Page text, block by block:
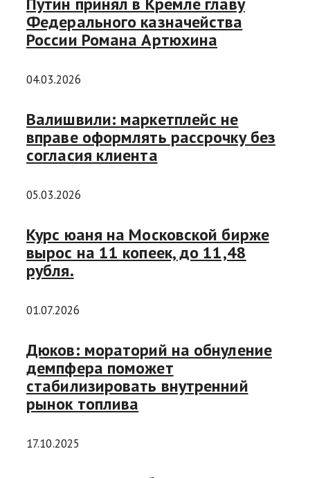
Федерального казначейства
России Романа Артюхина
04.03.2026
Валишвили: маркетплейс не
вправе оформлять рассрочку без
согласия клиента
05.03.2026
Курс юаня на Московской бирже
вырос на 11 копеек, до 11,48
рубля.
01.07.2026
Дюков: мораторий на обнуление
демпфера поможет
стабилизировать внутренний
рынок топлива
17.10.2025